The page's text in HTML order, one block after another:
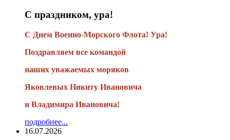
С праздником, ура!
С Днем Военно-Морского Флота! Ура!
Поздравляем все командой
наших уважаемых моряков
Яковлевых Никиту Ивановича
и Владимира Ивановича!
подробнее...
16.07.2026